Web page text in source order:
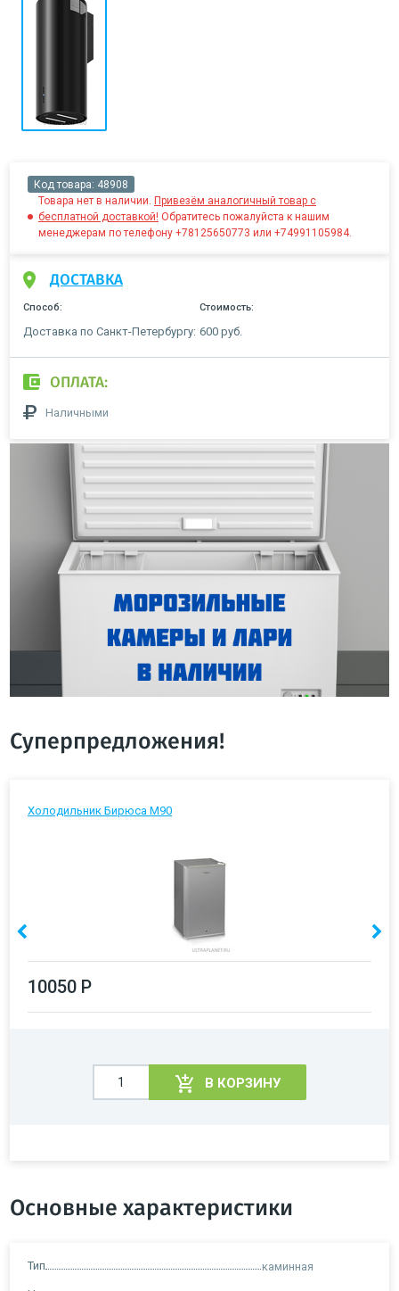
Код товара: 48908
Товара нет в наличии. Привезём аналогичный товар с
бесплатной доставкой! Обратитесь пожалуйста к нашим
менеджерам по телефону +78125650773 или +74991105984.
ДОСТАВКА
Способ: Стоимость:
Доставка по Санкт-Петербургу: 600 руб.
ОПЛАТА:
Наличными
Суперпредложения!
Холодильник Бирюса М90
10050 Р
В КОРЗИНУ
Основные характеристики
Тип каминная